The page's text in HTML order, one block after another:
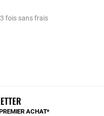
fois sans frais
ACHAT*